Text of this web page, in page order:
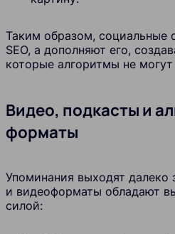
Таким образом, социальные
SEO, а дополняют его,
которые алгоритмы не могут
Видео, подкасты и
форматы
Упоминания выходят далеко
и видеоформаты обладают
силой: